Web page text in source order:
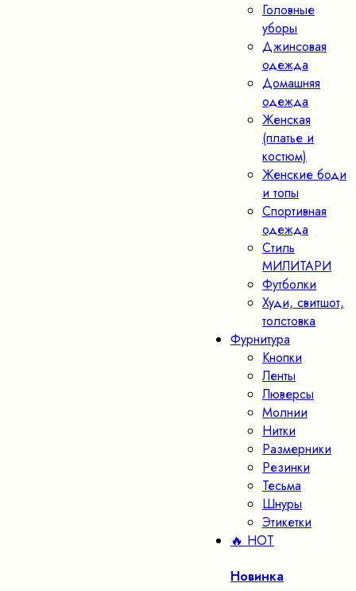
Головные
уборы
Джинсовая
одежда
Домашняя
одежда
Женская
(платье и
костюм)
Женские боди
и топы
Спортивная
одежда
Стиль
МИЛИТАРИ
Футболки
Худи, свитшот,
толстовка
Фурнитура
Кнопки
Ленты
Люверсы
Молнии
Нитки
Размерники
Резинки
Тесьма
Шнуры
Этикетки
🔥 HOT
Новинка